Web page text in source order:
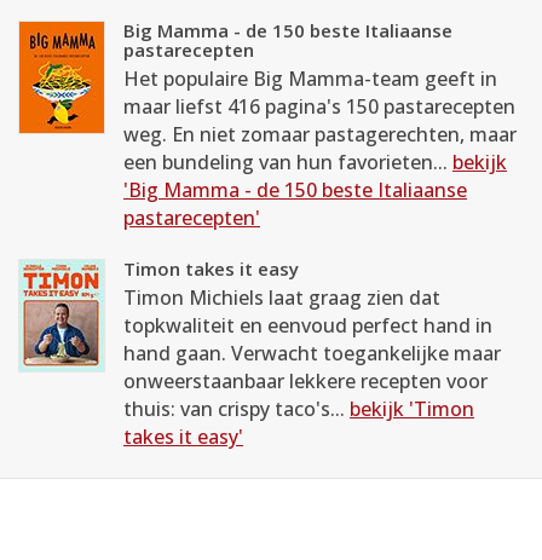
Big Mamma - de 150 beste Italiaanse
pastarecepten
Het populaire Big Mamma-team geeft in
maar liefst 416 pagina's 150 pastarecepten
weg. En niet zomaar pastagerechten, maar
een bundeling van hun favorieten... bekijk
'Big Mamma - de 150 beste Italiaanse
pastarecepten'
Timon takes it easy
Timon Michiels laat graag zien dat
topkwaliteit en eenvoud perfect hand in
hand gaan. Verwacht toegankelijke maar
onweerstaanbaar lekkere recepten voor
thuis: van crispy taco's... bekijk 'Timon
takes it easy'